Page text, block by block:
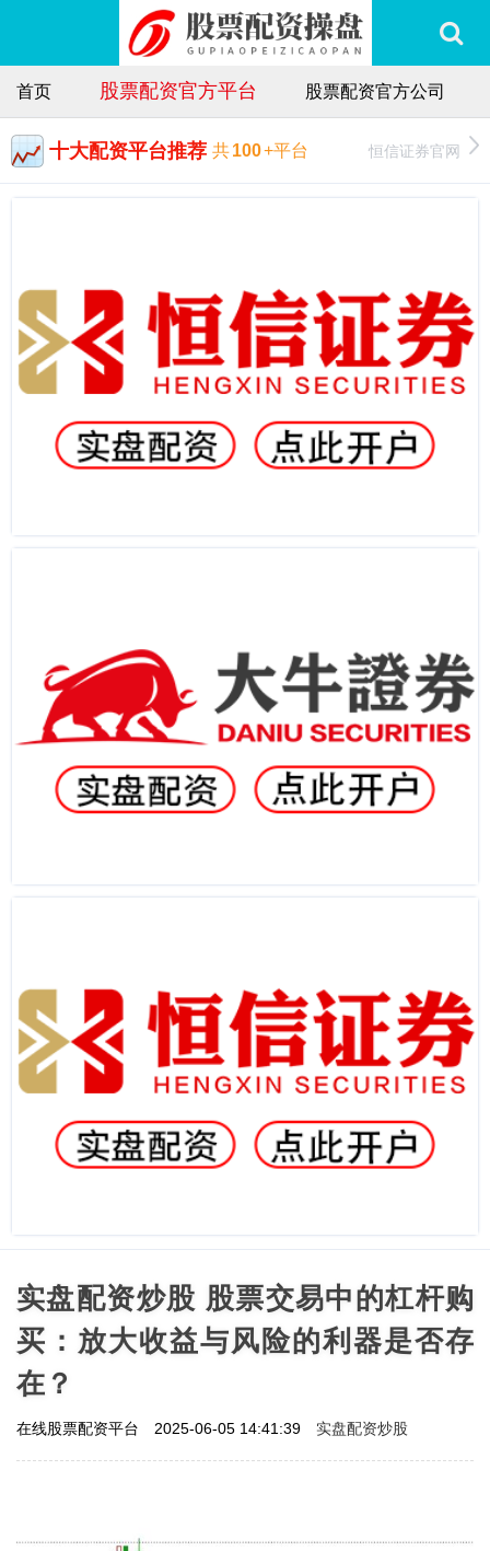
首页 股票配资官方平台 股票配资官方公司
十大配资平台推荐 共100+平台 恒信证券官网
实盘配资炒股 股票交易中的杠杆购
买：放大收益与风险的利器是否存
在？
在线股票配资平台 2025-06-05 14:41:39 实盘配资炒股